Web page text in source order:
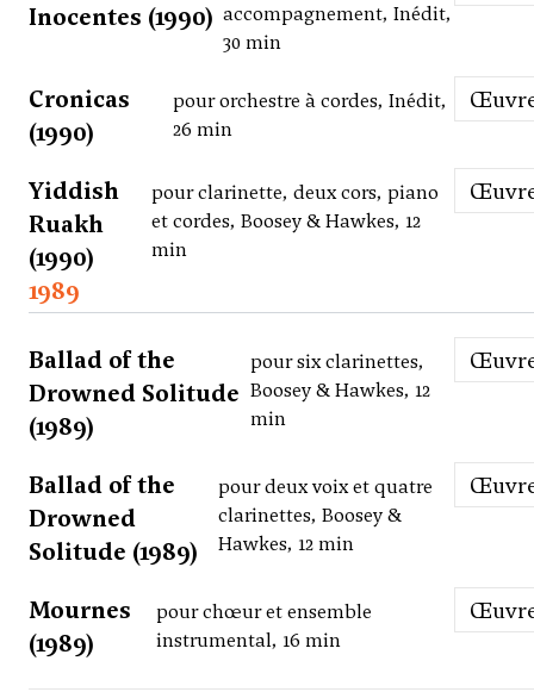
Inocentes (1990) accompagnement, Inédit,
30 min
Cronicas
(1990)
pour orchestre à cordes, Inédit,
26 min
Yiddish
Ruakh
(1990)
pour clarinette, deux cors, piano
et cordes, Boosey & Hawkes, 12
min
1989
Ballad of the
Drowned Solitude
(1989)
pour six clarinettes,
Boosey & Hawkes, 12
min
Ballad of the
Drowned
Solitude (1989)
pour deux voix et quatre
clarinettes, Boosey &
Hawkes, 12 min
Mournes
(1989)
pour chœur et ensemble
instrumental, 16 min